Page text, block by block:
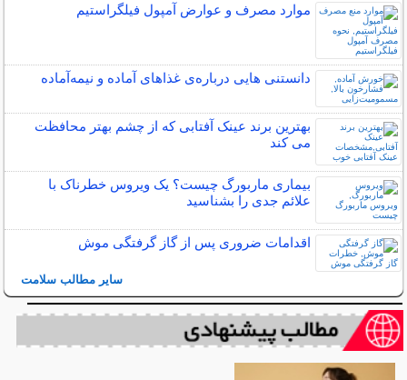
موارد مصرف و عوارض آمپول فیلگراستیم
دانستنی هایی درباره‌ی غذاهای آماده و نیمه‌آماده
بهترین برند عینک آفتابی که از چشم بهتر محافظت
می کند
بیماری ماربورگ چیست؟ یک ویروس خطرناک با
علائم جدی را بشناسید
اقدامات ضروری پس از گاز گرفتگی موش
سایر مطالب سلامت